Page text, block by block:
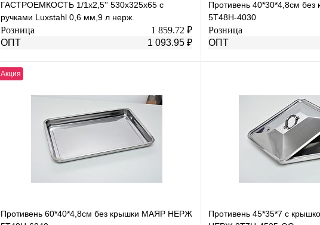
ГАСТРОЕМКОСТЬ 1/1х2,5'' 530х325х65 с
ручками Luxstahl 0,6 мм,9 л нерж.
Розница
1 859.72 ₽
ОПТ
1 093.95 ₽
Купить в 1 клик К сравнению
В избранное Под заказ
Противень 40*30*4,8см
5T48H-4030
Розница
ОПТ
Купить в 1 клик
В избранное
Акция
Противень 60*40*4,8см без крышки МАЯР НЕРЖ
Противень 45*35*7 с